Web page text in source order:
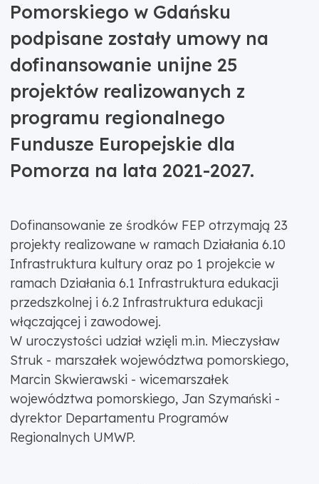
Pomorskiego w Gdańsku
podpisane zostały umowy na
dofinansowanie unijne 25
projektów realizowanych z
programu regionalnego
Fundusze Europejskie dla
Pomorza na lata 2021-2027.
Dofinansowanie ze środków FEP otrzymają 23
projekty realizowane w ramach Działania 6.10
Infrastruktura kultury oraz po 1 projekcie w
ramach Działania 6.1 Infrastruktura edukacji
przedszkolnej i 6.2 Infrastruktura edukacji
włączającej i zawodowej.
W uroczystości udział wzięli m.in. Mieczysław
Struk - marszałek województwa pomorskiego,
Marcin Skwierawski - wicemarszałek
województwa pomorskiego, Jan Szymański -
dyrektor Departamentu Programów
Regionalnych UMWP.